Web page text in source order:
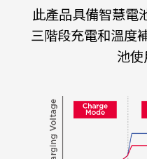
此產品具備智慧電
三階段充電和溫度
池使